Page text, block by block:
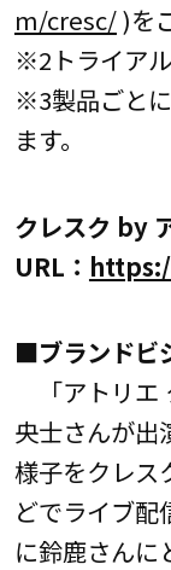
m/cresc/)を
※2トライアル
※3製品ごと
ます。
クレスク by
URL：
■ブランドビ
「アトリ
央士さんが出
様子をクレ
どでライブ配
に鈴鹿さんに